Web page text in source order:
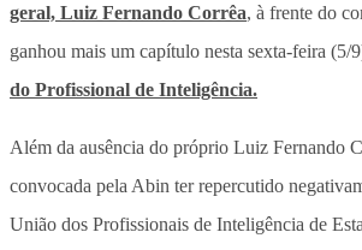
geral, Luiz Fernando Corrêa, à frente do
ganhou mais um capítulo nesta sexta-feira (5/
do Profissional de Inteligência.
Além da ausência do próprio Luiz Fernando
convocada pela Abin ter repercutido
União dos Profissionais de Inteligência de